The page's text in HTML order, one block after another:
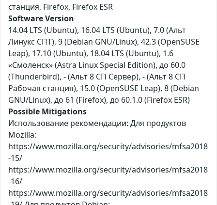
станция, Firefox, Firefox ESR
Software Version
14.04 LTS (Ubuntu), 16.04 LTS (Ubuntu), 7.0 (Альт
Линукс СПТ), 9 (Debian GNU/Linux), 42.3 (OpenSUSE
Leap), 17.10 (Ubuntu), 18.04 LTS (Ubuntu), 1.6
«Смоленск» (Astra Linux Special Edition), до 60.0
(Thunderbird), - (Альт 8 СП Сервер), - (Альт 8 СП
Рабочая станция), 15.0 (OpenSUSE Leap), 8 (Debian
GNU/Linux), до 61 (Firefox), до 60.1.0 (Firefox ESR)
Possible Mitigations
Использование рекомендации: Для продуктов
Mozilla:
https://www.mozilla.org/security/advisories/mfsa2018
-15/
https://www.mozilla.org/security/advisories/mfsa2018
-16/
https://www.mozilla.org/security/advisories/mfsa2018